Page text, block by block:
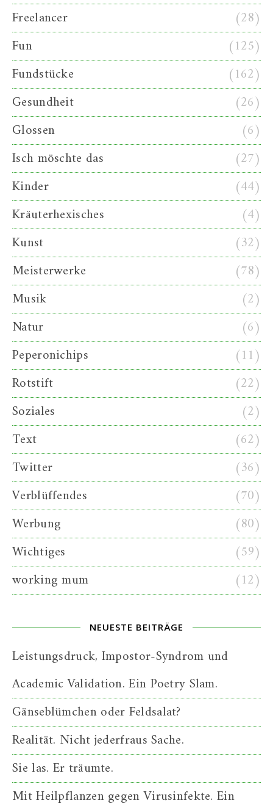
Freelancer
(28)
Fun
(125)
Fundstücke
(162)
Gesundheit
(26)
Glossen
(6)
Isch möschte das
(27)
Kinder
(44)
Kräuterhexisches
(4)
Kunst
(32)
Meisterwerke
(78)
Musik
(2)
Natur
(6)
Peperonichips
(11)
Rotstift
(22)
Soziales
(2)
Text
(62)
Twitter
(36)
Verblüffendes
(70)
Werbung
(80)
Wichtiges
(59)
working mum
(12)
NEUESTE BEITRÄGE
Leistungsdruck, Impostor-Syndrom und
Academic Validation. Ein Poetry Slam.
Gänseblümchen oder Feldsalat?
Realität. Nicht jederfraus Sache.
Sie las. Er träumte.
Mit Heilpflanzen gegen Virusinfekte. Ein